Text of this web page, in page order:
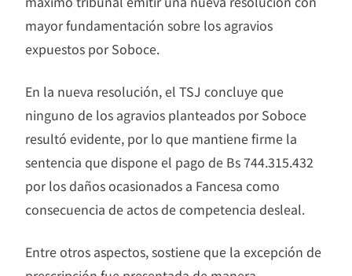
mayor fundamentación sobre los agravios
expuestos por Soboce.
En la nueva resolución, el TSJ concluye que
ninguno de los agravios planteados por Soboce
resultó evidente, por lo que mantiene firme la
sentencia que dispone el pago de Bs 744.315.432
por los daños ocasionados a Fancesa como
consecuencia de actos de competencia desleal.
Entre otros aspectos, sostiene que la excepción de